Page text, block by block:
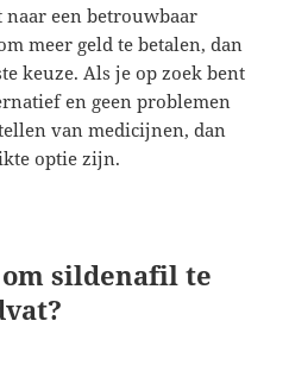
naar een betrouwbaar
meer geld te betalen, dan
keuze. Als je op zoek bent
en geen problemen
van medicijnen, dan
optie zijn.
sildenafil te